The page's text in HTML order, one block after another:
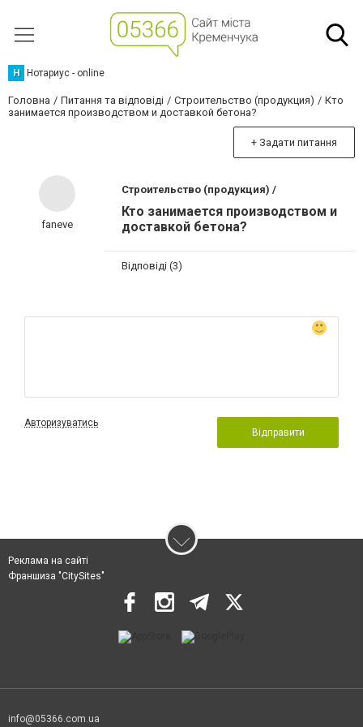
Н Нотариус - online
Головна Питання та відповіді Строительство (продукция)
Кто
занимается производством и доставкой бетона?
+ Задати питання
faneve
Строительство (продукция) /
Кто занимается производством и
доставкой бетона?
Відповіді (3)
Авторизуватись
Відправити
Реклама на сайті
Франшиза "CitySites"
info@05366.com.ua